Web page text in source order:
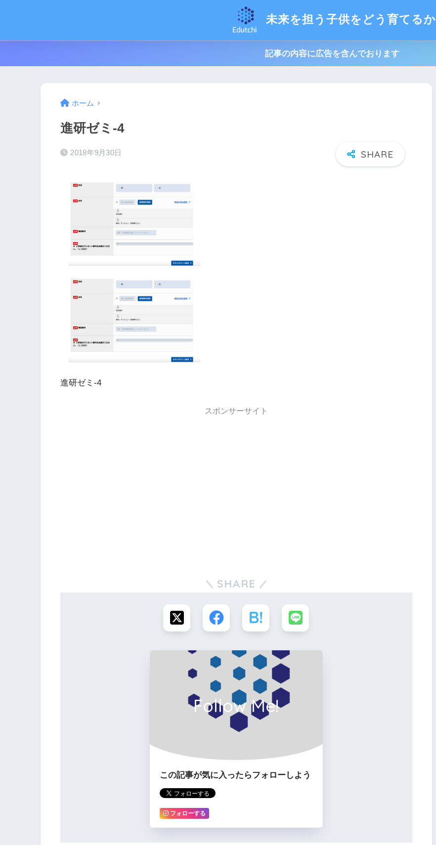
未来を担う子供をどう育てるか
記事の内容に広告を含んでおります
ホーム
進研ゼミ-4
2018年9月30日
進研ゼミ-4
スポンサーサイト
SHARE
Follow Me!
この記事が気に入ったらフォローしよう
フォローする